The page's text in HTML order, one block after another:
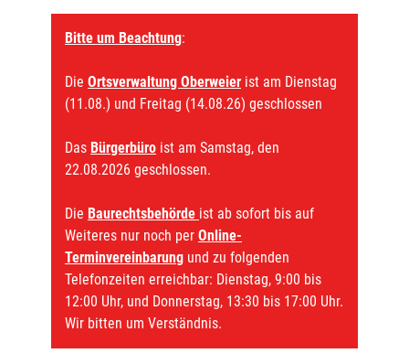
Bitte um Beachtung:
Die Ortsverwaltung Oberweier ist am Dienstag
(11.08.) und Freitag (14.08.26) geschlossen
Das Bürgerbüro ist am Samstag, den
22.08.2026 geschlossen.
Die Baurechtsbehörde ist ab sofort bis auf
Weiteres nur noch per Online-
Terminvereinbarung und zu folgenden
Telefonzeiten erreichbar: Dienstag, 9:00 bis
12:00 Uhr, und Donnerstag, 13:30 bis 17:00 Uhr.
Wir bitten um Verständnis.